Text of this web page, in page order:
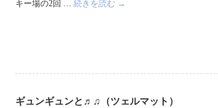
キー場の2回 …続きを読む →
ギュンギュンと♬♫（ツェルマット）